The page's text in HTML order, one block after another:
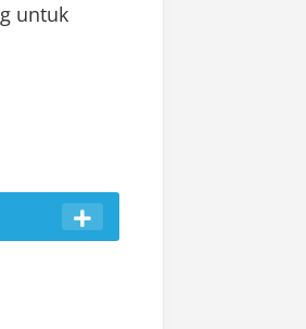
untuk